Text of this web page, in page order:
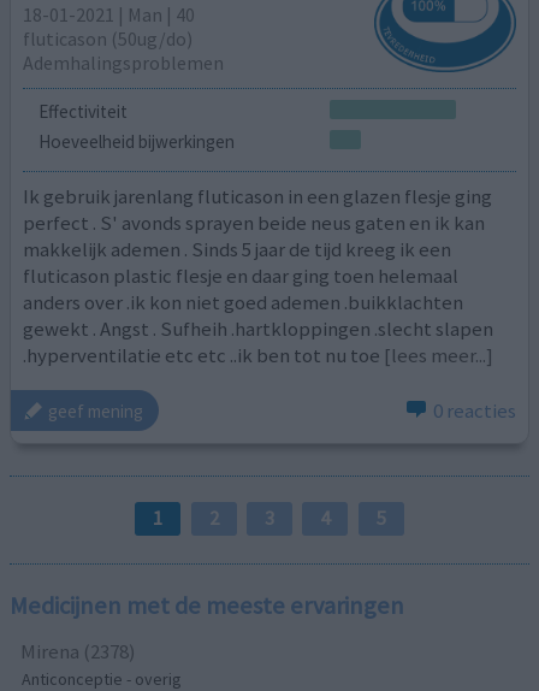
18-01-2021 | Man | 40
fluticason (50ug/do)
Ademhalingsproblemen
Effectiviteit
Hoeveelheid bijwerkingen
Ik gebruik jarenlang fluticason in een glazen flesje ging
perfect . S' avonds sprayen beide neus gaten en ik kan
makkelijk ademen . Sinds 5 jaar de tijd kreeg ik een
fluticason plastic flesje en daar ging toen helemaal
anders over .ik kon niet goed ademen .buikklachten
gewekt . Angst . Sufheih .hartkloppingen .slecht slapen
.hyperventilatie etc etc ..ik ben tot nu toe [lees meer...]
geef mening 0 reacties
1 2 3 4 5
Medicijnen met de meeste ervaringen
Mirena (2378)
Anticonceptie - overig